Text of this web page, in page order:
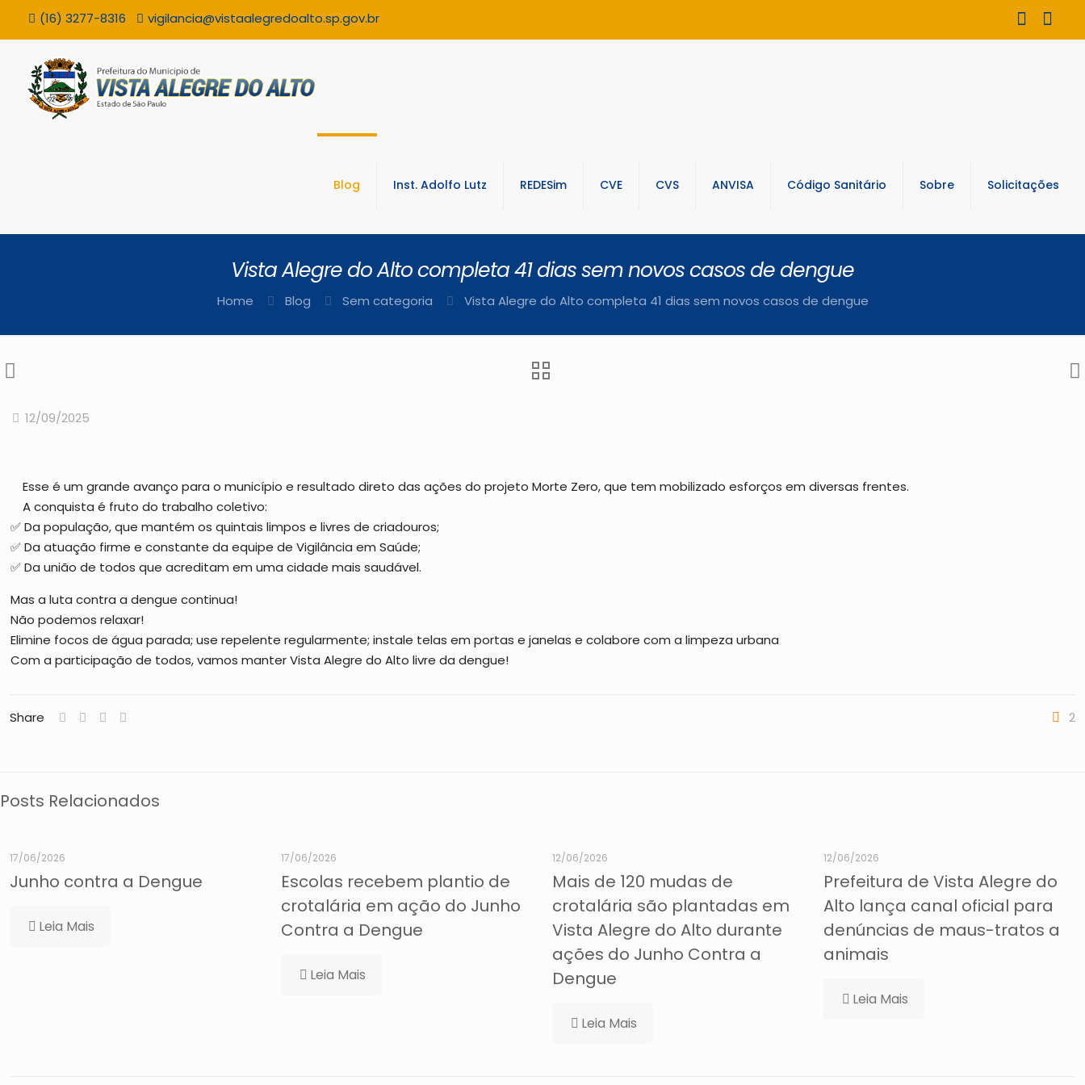
(16) 3277-8316 vigilancia@vistaalegredoalto.sp.gov.br
Blog Inst. Adolfo Lutz REDESim CVE CVS ANVISA Código Sanitário Sobre Solicitações
Vista Alegre do Alto completa 41 dias sem novos casos de dengue
Home Blog Sem categoria Vista Alegre do Alto completa 41 dias sem novos casos de dengue
12/09/2025
Esse é um grande avanço para o município e resultado direto das ações do projeto Morte Zero, que tem mobilizado esforços em diversas frentes.
A conquista é fruto do trabalho coletivo:
✅ Da população, que mantém os quintais limpos e livres de criadouros;
✅ Da atuação firme e constante da equipe de Vigilância em Saúde;
✅ Da união de todos que acreditam em uma cidade mais saudável.
Mas a luta contra a dengue continua!
Não podemos relaxar!
Elimine focos de água parada; use repelente regularmente; instale telas em portas e janelas e colabore com a limpeza urbana
Com a participação de todos, vamos manter Vista Alegre do Alto livre da dengue!
Share 2
Posts Relacionados
17/06/2026
Junho contra a Dengue
Leia Mais
17/06/2026
Escolas recebem plantio de
crotalária em ação do Junho
Contra a Dengue
Leia Mais
12/06/2026
Mais de 120 mudas de
crotalária são plantadas em
Vista Alegre do Alto durante
ações do Junho Contra a
Dengue
Leia Mais
12/06/2026
Prefeitura de Vista Alegre do
Alto lança canal oficial para
denúncias de maus-tratos a
animais
Leia Mais